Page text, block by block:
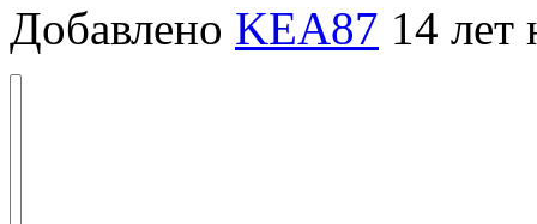
Добавлено KEA87 14 лет